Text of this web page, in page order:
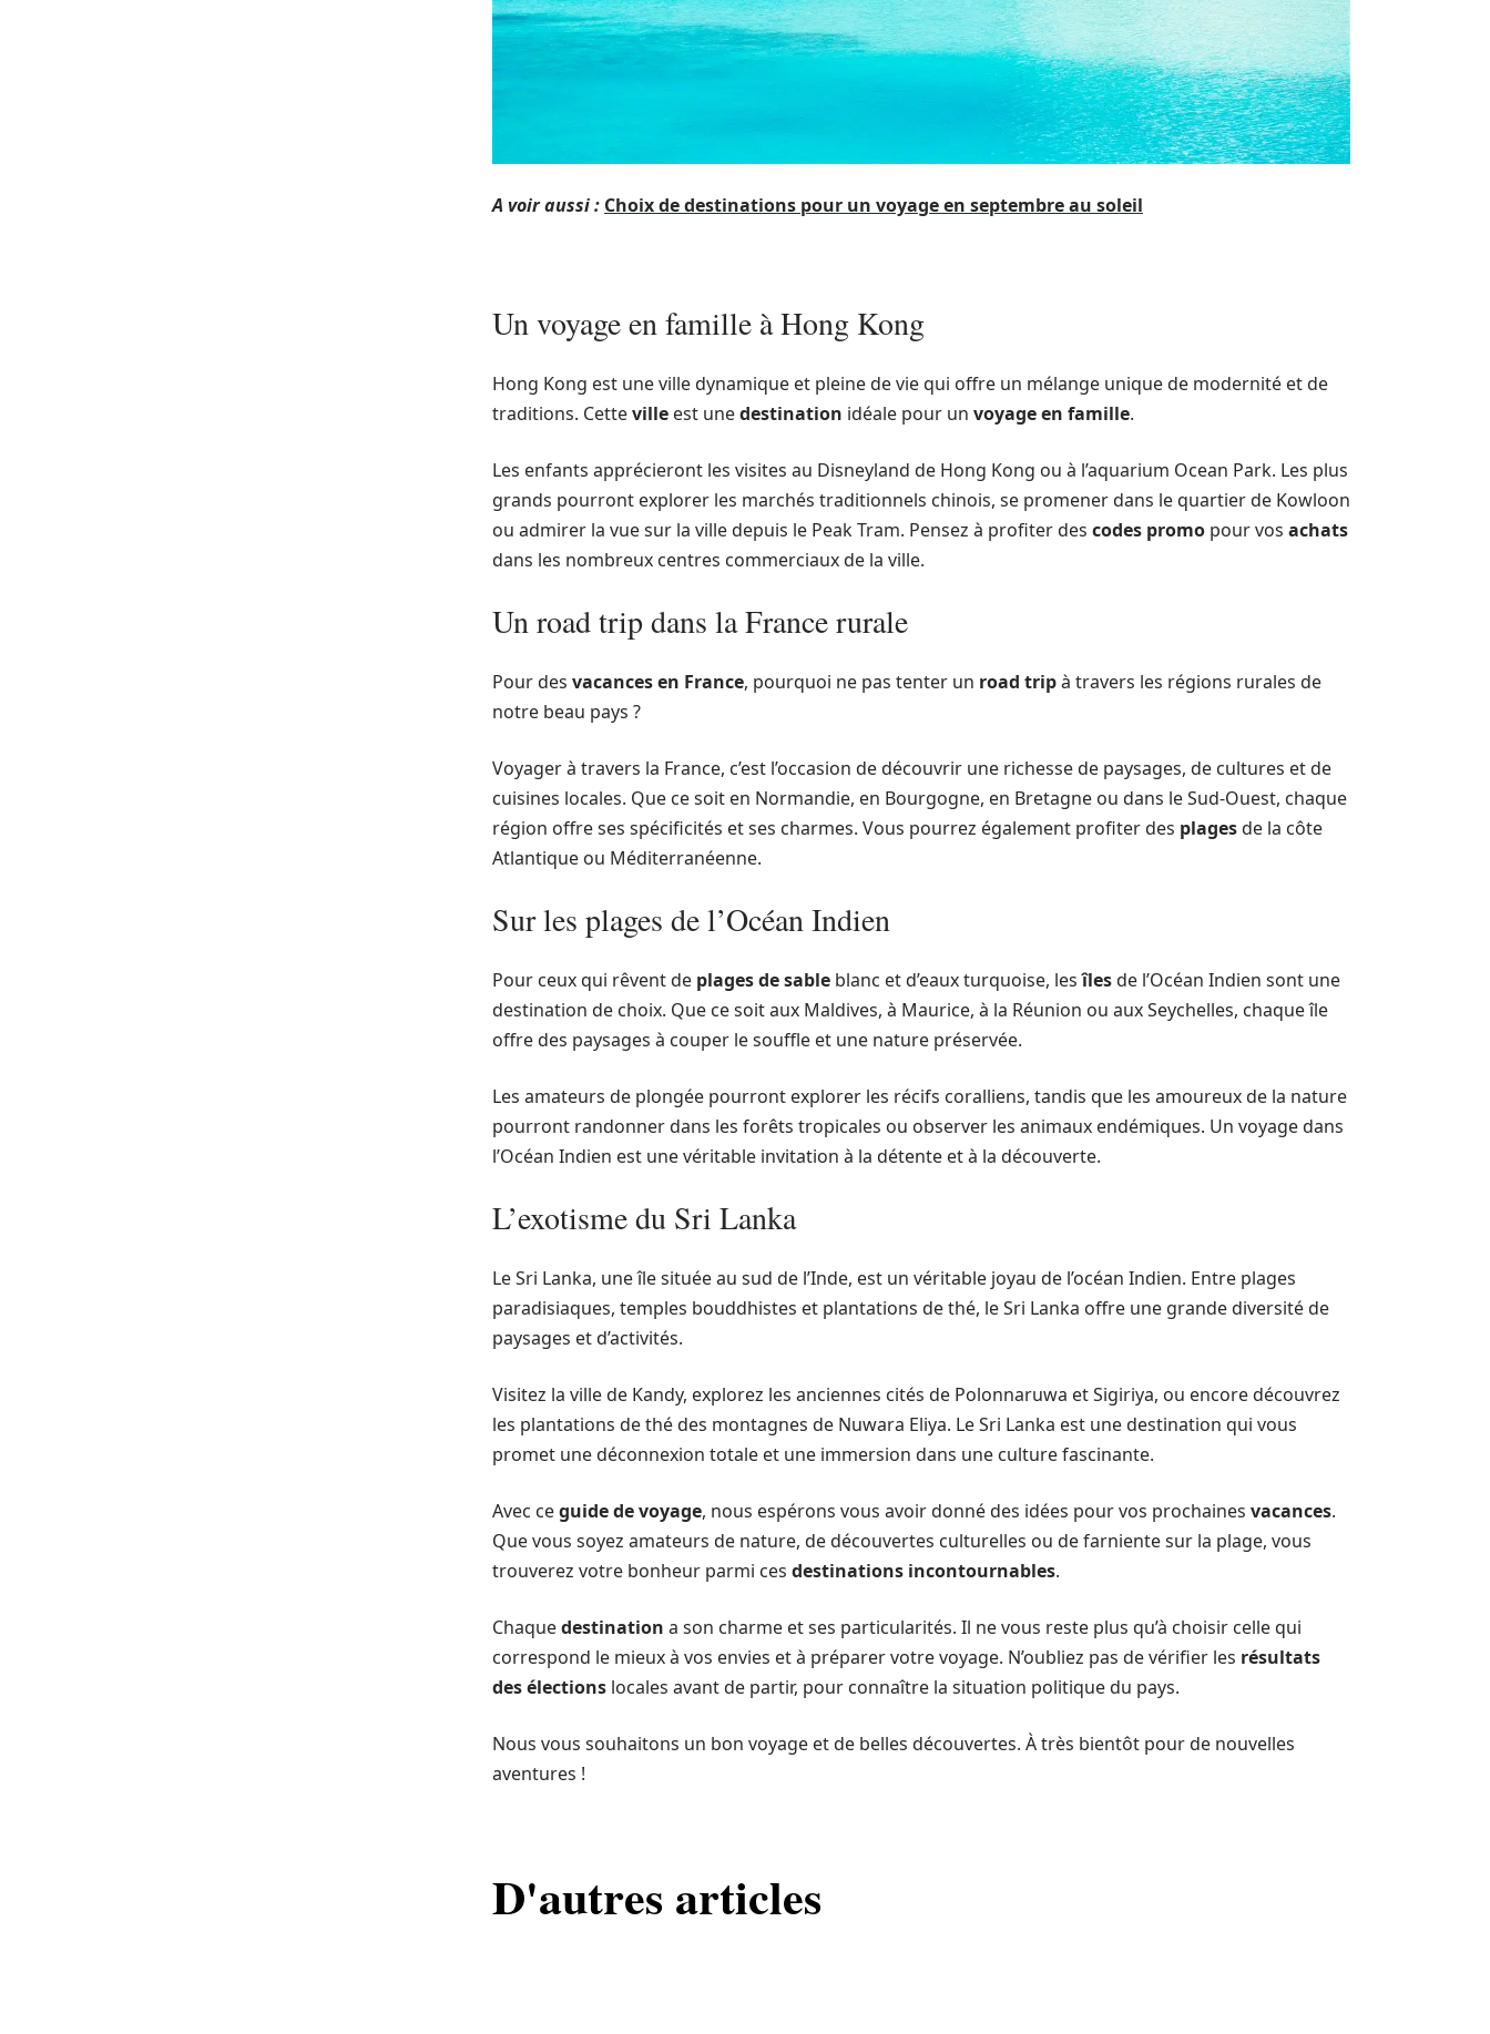
A voir aussi : Choix de destinations pour un voyage en septembre au soleil
Un voyage en famille à Hong Kong
Hong Kong est une ville dynamique et pleine de vie qui offre un mélange unique de modernité et de
traditions. Cetteville est unedestination idéale pour un voyage en famille.
Les enfants apprécieront les visites au Disneyland de Hong Kong ou à l’aquarium Ocean Park. Les plus
grands pourront explorer les marchés traditionnels chinois, se promener dans le quartier de Kowloon
ou admirer la vue sur la ville depuis le Peak Tram. Pensez à profiter des codes promo pour vos achats
dans les nombreux centres commerciaux de la ville.
Un road trip dans la France rurale
Pour des vacances en France, pourquoi ne pas tenter un road tripà travers les régions rurales de
notre beau pays ?
Voyager à travers la France, c’est l’occasion de découvrir une richesse de paysages, de cultures et de
cuisines locales. Que ce soit en Normandie, en Bourgogne, en Bretagne ou dans le Sud-Ouest, chaque
région offre ses spécificités et ses charmes. Vous pourrez également profiter des plagesde la côte
Atlantique ou Méditerranéenne.
Sur les plages de l’Océan Indien
Pour ceux qui rêvent de plages de sable blanc et d’eaux turquoise, lesîlesde l’Océan Indien sont une
destination de choix. Que ce soit aux Maldives, à Maurice, à la Réunion ou aux Seychelles, chaque île
offre des paysages à couper le souffle et une nature préservée.
Les amateurs de plongée pourront explorer les récifs coralliens, tandis que les amoureux de la nature
pourront randonner dans les forêts tropicales ou observer les animaux endémiques. Un voyage dans
l’Océan Indien est une véritable invitation à la détente et à la découverte.
L’exotisme du Sri Lanka
Le Sri Lanka, une île située au sud de l’Inde, est un véritable joyau de l’océan Indien. Entre plages
paradisiaques, temples bouddhistes et plantations de thé, le Sri Lanka offre une grande diversité de
paysages et d’activités.
Visitez la ville de Kandy, explorez les anciennes cités de Polonnaruwa et Sigiriya, ou encore découvrez
les plantations de thé des montagnes de Nuwara Eliya. Le Sri Lanka est une destination qui vous
promet une déconnexion totale et une immersion dans une culture fascinante.
Avec ceguide de voyage, nous espérons vous avoir donné des idées pour vos prochaines vacances.
Que vous soyez amateurs de nature, de découvertes culturelles ou de farniente sur la plage, vous
trouverez votre bonheur parmi ces destinations incontournables.
Chaquedestination a son charme et ses particularités. Il ne vous reste plus qu’à choisir celle qui
correspond le mieux à vos envies et à préparer votre voyage. N’oubliez pas de vérifier les résultats
des élections locales avant de partir, pour connaître la situation politique du pays.
Nous vous souhaitons un bon voyage et de belles découvertes. À très bientôt pour de nouvelles
aventures !
D'autres articles